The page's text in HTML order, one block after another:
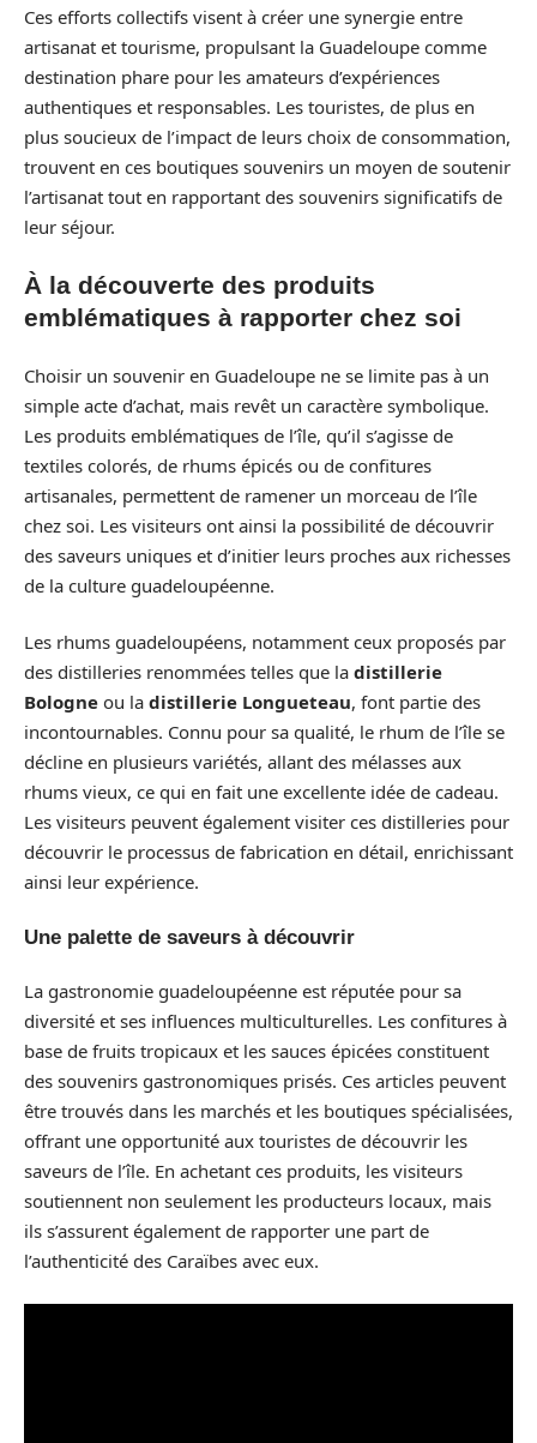
Ces efforts collectifs visent à créer une synergie entre
artisanat et tourisme, propulsant la Guadeloupe comme
destination phare pour les amateurs d’expériences
authentiques et responsables. Les touristes, de plus en
plus soucieux de l’impact de leurs choix de consommation,
trouvent en ces boutiques souvenirs un moyen de soutenir
l’artisanat tout en rapportant des souvenirs significatifs de
leur séjour.
À la découverte des produits
emblématiques à rapporter chez soi
Choisir un souvenir en Guadeloupe ne se limite pas à un
simple acte d’achat, mais revêt un caractère symbolique.
Les produits emblématiques de l’île, qu’il s’agisse de
textiles colorés, de rhums épicés ou de confitures
artisanales, permettent de ramener un morceau de l’île
chez soi. Les visiteurs ont ainsi la possibilité de découvrir
des saveurs uniques et d’initier leurs proches aux richesses
de la culture guadeloupéenne.
Les rhums guadeloupéens, notamment ceux proposés par
des distilleries renommées telles que la distillerie
Bologne ou la distillerie Longueteau, font partie des
incontournables. Connu pour sa qualité, le rhum de l’île se
décline en plusieurs variétés, allant des mélasses aux
rhums vieux, ce qui en fait une excellente idée de cadeau.
Les visiteurs peuvent également visiter ces distilleries pour
découvrir le processus de fabrication en détail, enrichissant
ainsi leur expérience.
Une palette de saveurs à découvrir
La gastronomie guadeloupéenne est réputée pour sa
diversité et ses influences multiculturelles. Les confitures à
base de fruits tropicaux et les sauces épicées constituent
des souvenirs gastronomiques prisés. Ces articles peuvent
être trouvés dans les marchés et les boutiques spécialisées,
offrant une opportunité aux touristes de découvrir les
saveurs de l’île. En achetant ces produits, les visiteurs
soutiennent non seulement les producteurs locaux, mais
ils s’assurent également de rapporter une part de
l’authenticité des Caraïbes avec eux.